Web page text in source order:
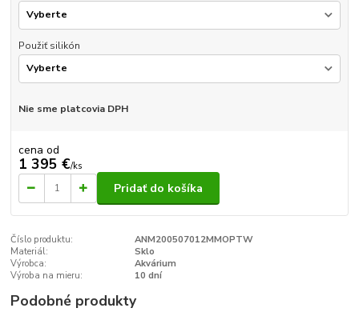
Použiť silikón
Nie sme platcovia DPH
cena od
1 395 €/ks
Pridať do košíka
Číslo produktu:
ANM200507012MMOPTW
Materiál:
Sklo
Výrobca:
Akvárium
Výroba na mieru:
10 dní
Podobné produkty